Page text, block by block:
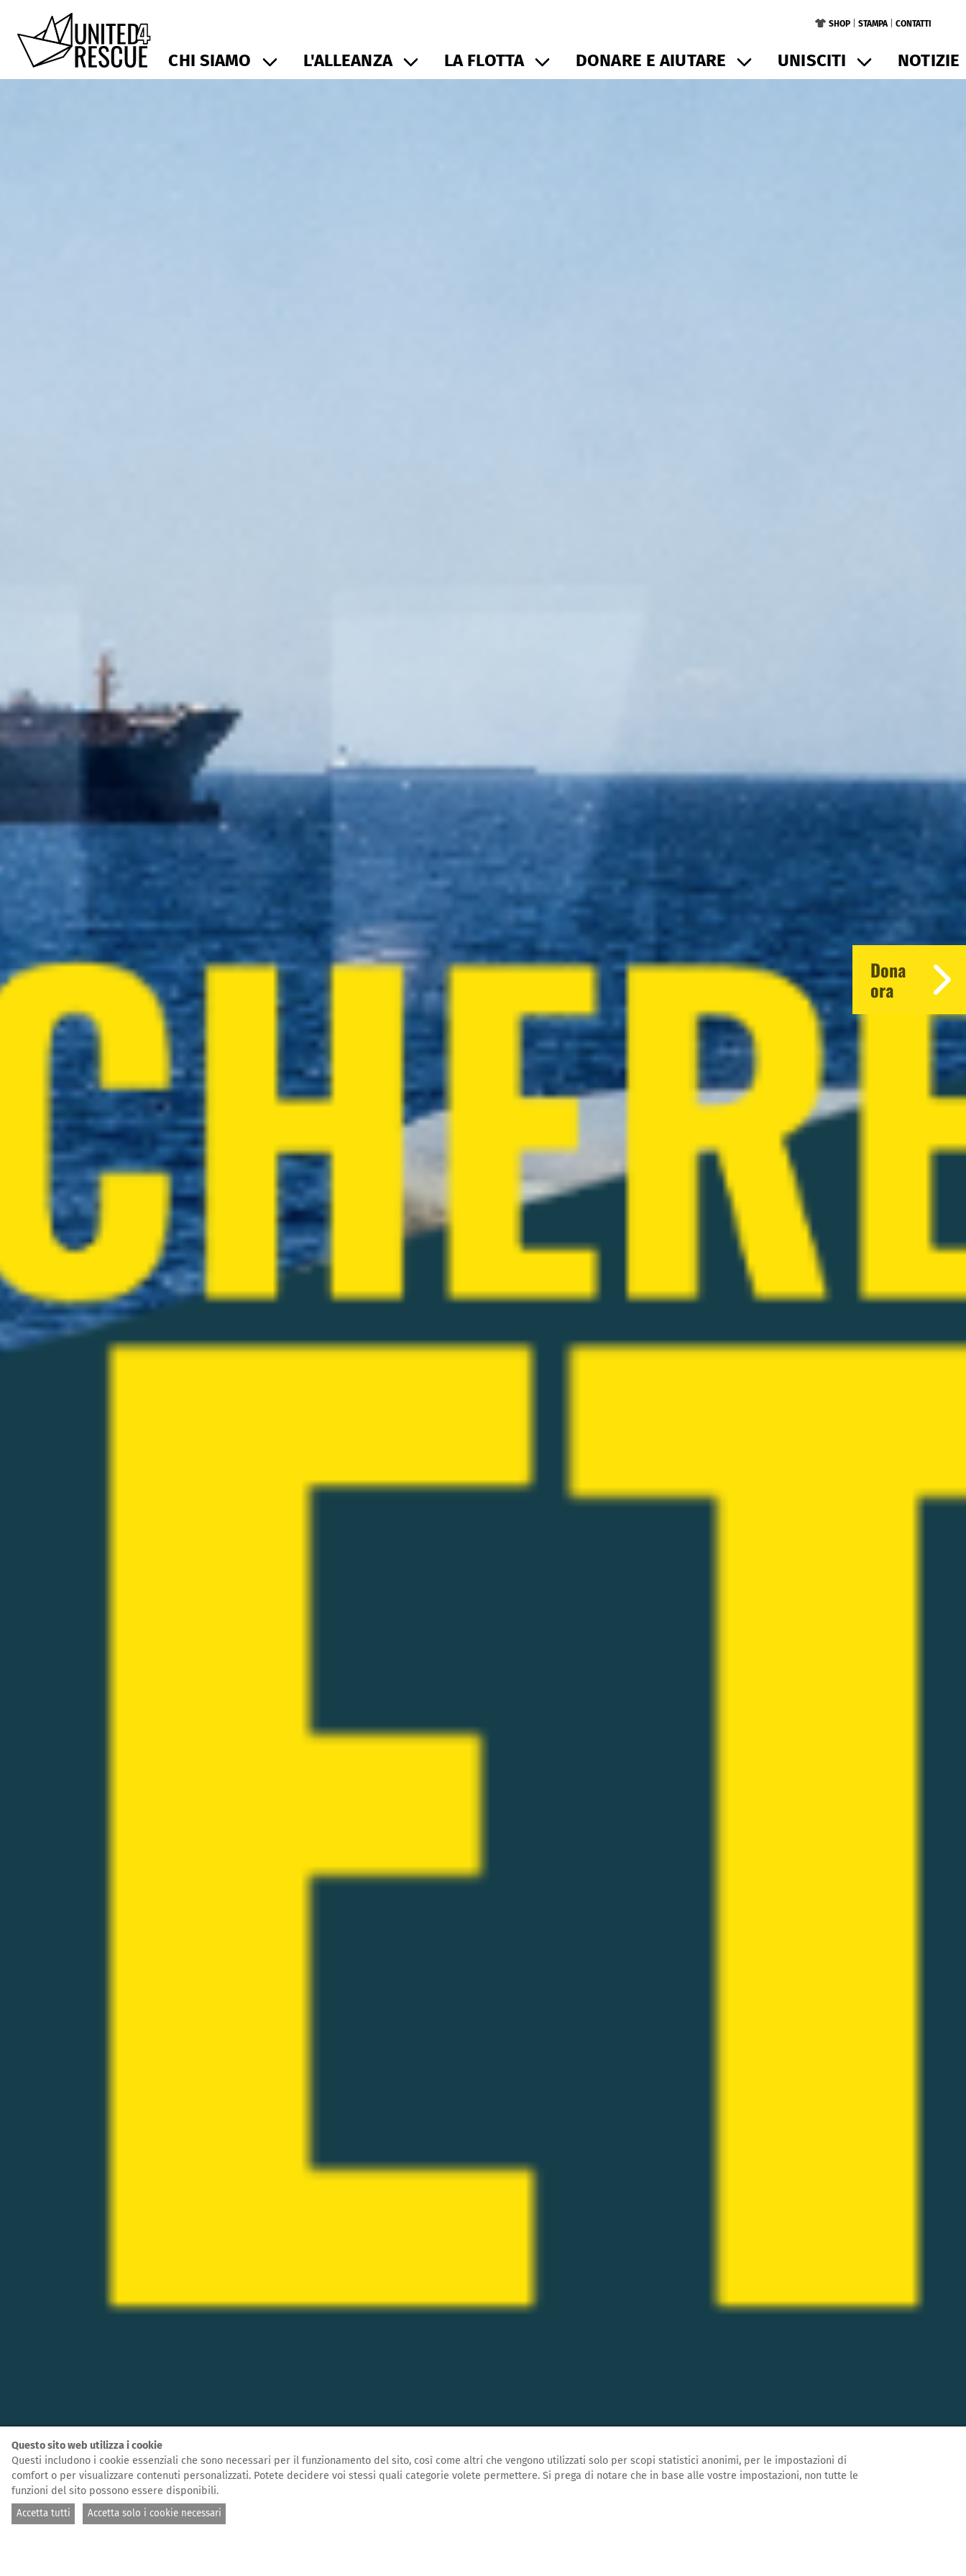
SHOP STAMPA| CONTATTI
CHI SIAMO L'ALLEANZA LA FLOTTA DONARE E AIUTARE UNISCITI NOTIZIE
Dona
ora
Questo sito web utilizza i cookie
Questi includono i cookie essenziali che sono necessari per il funzionamento del sito, così come altri che vengono utilizzati solo per scopi statistici anonimi, per le impostazioni di
comfort o per visualizzare contenuti personalizzati. Potete decidere voi stessi quali categorie volete permettere. Si prega di notare che in base alle vostre impostazioni, non tutte le
funzioni del sito possono essere disponibili.
Accetta tutti Accetta solo i cookie necessari